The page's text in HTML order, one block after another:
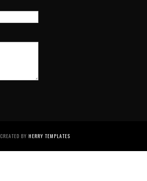
CREATED BYHERRY TEMPLATES